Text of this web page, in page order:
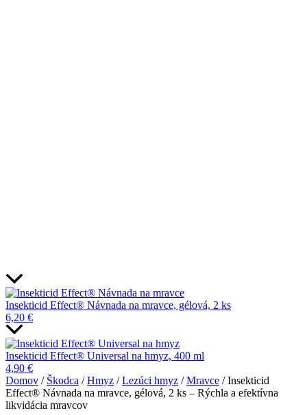
Insekticid Effect® Návnada na mravce, gélová, 2 ks
6,20 €
Insekticid Effect® Universal na hmyz, 400 ml
4,90 €
Domov / Škodca /Hmyz /Lezúci hmyz /Mravce / Insekticid
Effect® Návnada na mravce, gélová, 2 ks – Rýchla a efektívna
likvidácia mravcov